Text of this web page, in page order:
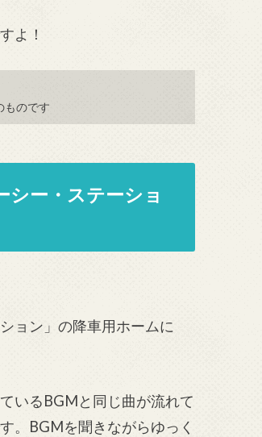
よ！
ものです
ー・ステーショ
ョン」の降車用ホームに
いるBGMと同じ曲が流れて
。BGMを聞きながらゆっく